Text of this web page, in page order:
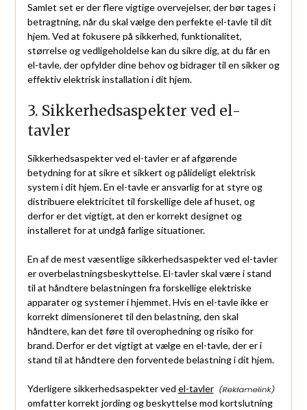
Samlet set er der flere vigtige overvejelser, der bør tages i
betragtning, når du skal vælge den perfekte el-tavle til dit
hjem. Ved at fokusere på sikkerhed, funktionalitet,
størrelse og vedligeholdelse kan du sikre dig, at du får en
el-tavle, der opfylder dine behov og bidrager til en sikker og
effektiv elektrisk installation i dit hjem.
3. Sikkerhedsaspekter ved el-
tavler
Sikkerhedsaspekter ved el-tavler er af afgørende
betydning for at sikre et sikkert og pålideligt elektrisk
system i dit hjem. En el-tavle er ansvarlig for at styre og
distribuere elektricitet til forskellige dele af huset, og
derfor er det vigtigt, at den er korrekt designet og
installeret for at undgå farlige situationer.
En af de mest væsentlige sikkerhedsaspekter ved el-tavler
er overbelastningsbeskyttelse. El-tavler skal være i stand
til at håndtere belastningen fra forskellige elektriske
apparater og systemer i hjemmet. Hvis en el-tavle ikke er
korrekt dimensioneret til den belastning, den skal
håndtere, kan det føre til overophedning og risiko for
brand. Derfor er det vigtigt at vælge en el-tavle, der er i
stand til at håndtere den forventede belastning i dit hjem.
Yderligere sikkerhedsaspekter ved el-tavler
omfatter korrekt jording og beskyttelse mod kortslutning